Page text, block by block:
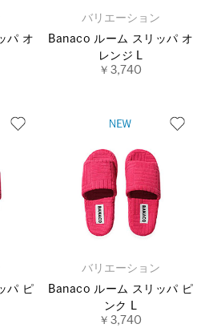
パ オ
バリエーション
Banaco ルーム スリッパ オ
レンジ L
￥3,740
パ ピ
バリエーション
Banaco ルーム スリッパ ピ
ンク L
￥3,740